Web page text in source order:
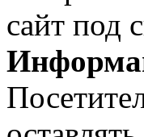
сайт под